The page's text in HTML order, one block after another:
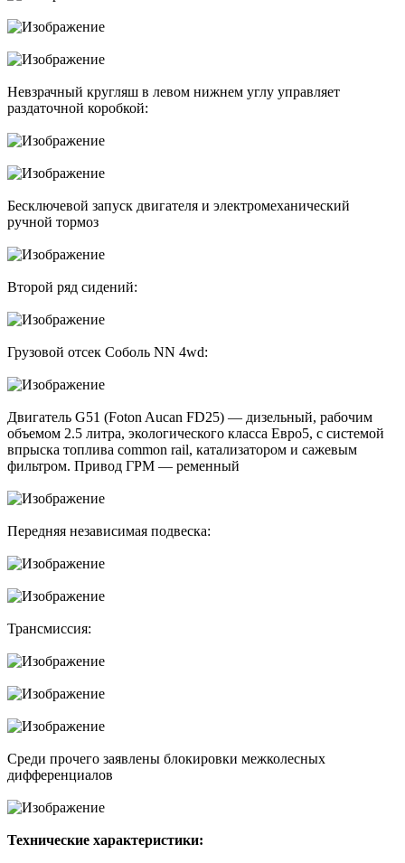
Невзрачный кругляш в левом нижнем углу управляет
раздаточной коробкой:
Бесключевой запуск двигателя и электромеханический
ручной тормоз
Второй ряд сидений:
Грузовой отсек Соболь NN 4wd:
Двигатель G51 (Foton Aucan FD25) — дизельный, рабочим
объемом 2.5 литра, экологического класса Евро5, с системой
впрыска топлива common rail, катализатором и сажевым
фильтром. Привод ГРМ — ременный
Передняя независимая подвеска:
Трансмиссия:
Среди прочего заявлены блокировки межколесных
дифференциалов
Технические характеристики: